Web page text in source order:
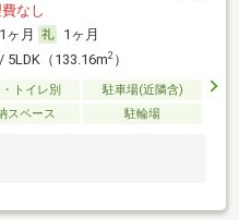
なし
1ヶ月
1ヶ月
5LDK（133.16m2）
トイレ別
駐車場(近隣含)
スペース 駐輪場